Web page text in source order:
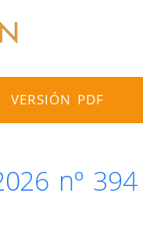
VERSIÓN PDF
nº 394